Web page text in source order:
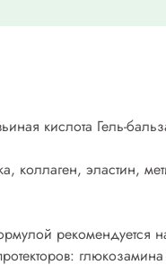
кислота Гель-
коллаген, эластин,